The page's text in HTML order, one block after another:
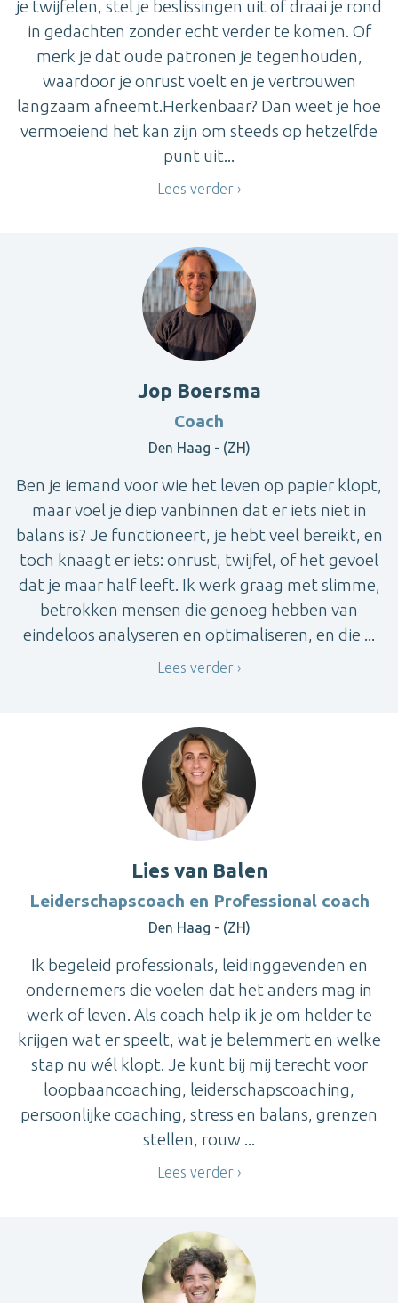
je twijfelen, stel je beslissingen uit of draai je rond
in gedachten zonder echt verder te komen. Of
merk je dat oude patronen je tegenhouden,
waardoor je onrust voelt en je vertrouwen
langzaam afneemt.Herkenbaar? Dan weet je hoe
vermoeiend het kan zijn om steeds op hetzelfde
punt uit...
Lees verder
Jop Boersma
Coach
Den Haag - (ZH)
Ben je iemand voor wie het leven op papier klopt,
maar voel je diep vanbinnen dat er iets niet in
balans is? Je functioneert, je hebt veel bereikt, en
toch knaagt er iets: onrust, twijfel, of het gevoel
dat je maar half leeft. Ik werk graag met slimme,
betrokken mensen die genoeg hebben van
eindeloos analyseren en optimaliseren, en die ...
Lees verder
Lies van Balen
Leiderschapscoach en Professional coach
Den Haag - (ZH)
Ik begeleid professionals, leidinggevenden en
ondernemers die voelen dat het anders mag in
werk of leven. Als coach help ik je om helder te
krijgen wat er speelt, wat je belemmert en welke
stap nu wél klopt. Je kunt bij mij terecht voor
loopbaancoaching, leiderschapscoaching,
persoonlijke coaching, stress en balans, grenzen
stellen, rouw ...
Lees verder